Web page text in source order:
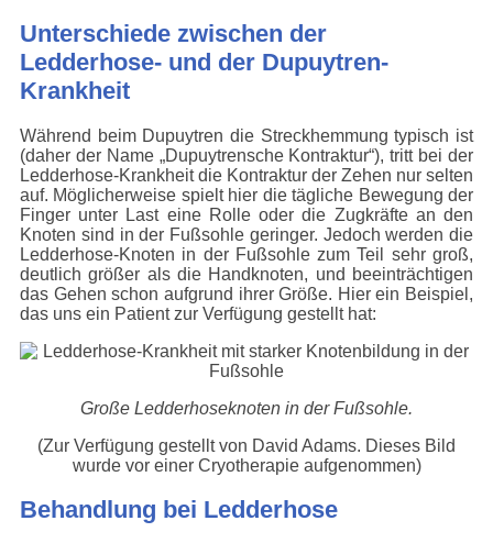
Unterschiede zwischen der
Ledderhose- und der Dupuytren-
Krankheit
Während beim Dupuytren die Streckhemmung typisch ist
(daher der Name „Dupuytrensche Kontraktur“), tritt bei der
Ledderhose-Krankheit die Kontraktur der Zehen nur selten
auf. Möglicherweise spielt hier die tägliche Bewegung der
Finger unter Last eine Rolle oder die Zugkräfte an den
Knoten sind in der Fußsohle geringer. Jedoch werden die
Ledderhose-Knoten in der Fußsohle zum Teil sehr groß,
deutlich größer als die Handknoten, und beeinträchtigen
das Gehen schon aufgrund ihrer Größe. Hier ein Beispiel,
das uns ein Patient zur Verfügung gestellt hat:
Große Ledderhoseknoten in der Fußsohle.
(Zur Verfügung gestellt von David Adams. Dieses Bild
wurde vor einer Cryotherapie aufgenommen)
Behandlung bei Ledderhose